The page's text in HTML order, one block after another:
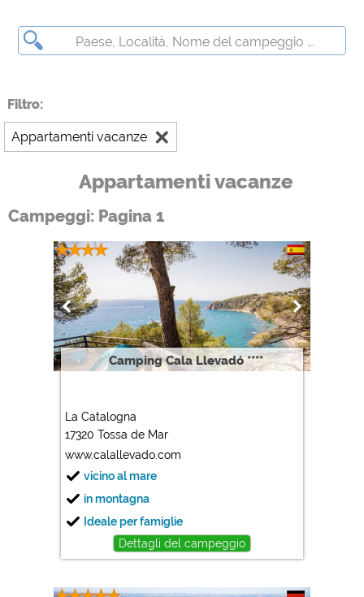
Filtro:
Appartamenti vacanze
Appartamenti vacanze
Campeggi: Pagina 1
Camping Cala Llevadó ****
La Catalogna
17320 Tossa de Mar
www.calallevado.com
vicino al mare
in montagna
Ideale per famiglie
Dettagli del campeggio
https://www.facebook.com/about/privacy/
YouTube (Video dai campeggi)
https://policies.google.com/privacy
Google Maps (Anteprima del campeggio (anteprima dei siti web dei
https://policies.google.com/privacy
Google reCAPTCHA (moduli di contatto)
Statistiche
Google Analytics
https://policies.google.com/privacy
https://policies.google.com/privacy
Google AdSense
https://policies.google.com/privacy
Le impostazioni dei cookie possono essere modificate